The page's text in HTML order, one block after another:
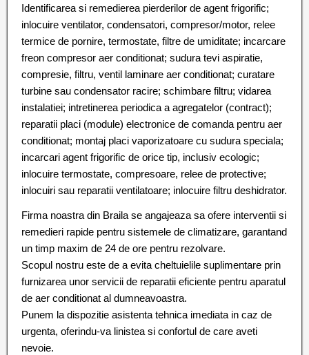
Identificarea si remedierea pierderilor de agent frigorific;
inlocuire ventilator, condensatori, compresor/motor, relee
termice de pornire, termostate, filtre de umiditate; incarcare
freon compresor aer conditionat; sudura tevi aspiratie,
compresie, filtru, ventil laminare aer conditionat; curatare
turbine sau condensator racire; schimbare filtru; vidarea
instalatiei; intretinerea periodica a agregatelor (contract);
reparatii placi (module) electronice de comanda pentru aer
conditionat; montaj placi vaporizatoare cu sudura speciala;
incarcari agent frigorific de orice tip, inclusiv ecologic;
inlocuire termostate, compresoare, relee de protective;
inlocuiri sau reparatii ventilatoare; inlocuire filtru deshidrator.
Firma noastra din Braila se angajeaza sa ofere interventii si
remedieri rapide pentru sistemele de climatizare, garantand
un timp maxim de 24 de ore pentru rezolvare.
Scopul nostru este de a evita cheltuielile suplimentare prin
furnizarea unor servicii de reparatii eficiente pentru aparatul
de aer conditionat al dumneavoastra.
Punem la dispozitie asistenta tehnica imediata in caz de
urgenta, oferindu-va linistea si confortul de care aveti
nevoie.